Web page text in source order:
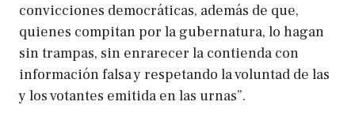
convicciones democráticas, además de que,
quienes compitan por la gubernatura, lo hagan
sin trampas, sin enrarecer la contienda con
información falsa y respetando la voluntad de las
y los votantes emitida en las urnas”.